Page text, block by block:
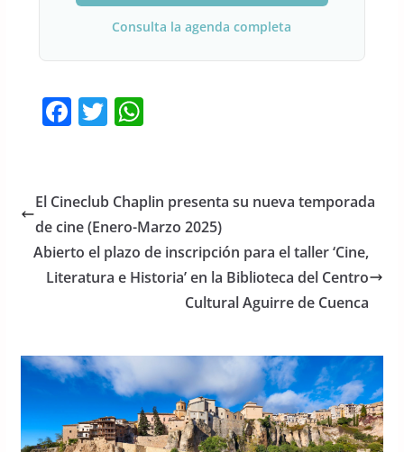
Consulta la agenda completa
F
e
b
o
o
T
er
W
s
A
p
p
El Cineclub Chaplin presenta su nueva temporada
de cine (Enero-Marzo 2025)
Abierto el plazo de inscripción para el taller ‘Cine,
Literatura e Historia’ en la Biblioteca del Centro
Cultural Aguirre de Cuenca